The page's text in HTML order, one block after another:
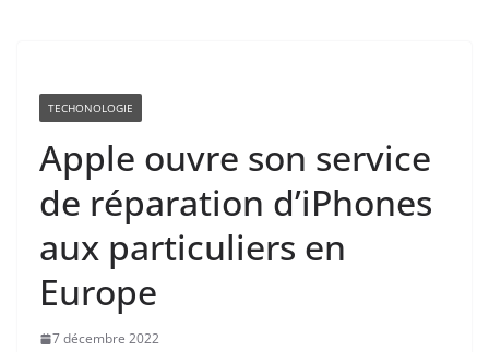
TECHONOLOGIE
Apple ouvre son service
de réparation d’iPhones
aux particuliers en
Europe
7 décembre 2022